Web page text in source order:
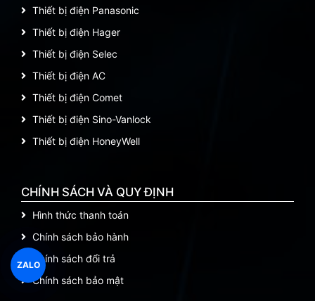
Thiết bị điện Panasonic
Thiết bị điện Hager
Thiết bị điện Selec
Thiết bị điện AC
Thiết bị điện Comet
Thiết bị điện Sino-Vanlock
Thiết bị điện HoneyWell
CHÍNH SÁCH VÀ QUY ĐỊNH
Hình thức thanh toán
Chính sách bảo hành
Chính sách đổi trả
Chính sách bảo mật
ZALO